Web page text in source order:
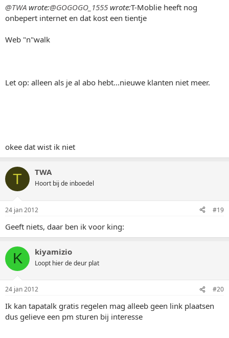
@TWA wrote:@GOGOGO_1555 wrote:T-Moblie heeft nog
onbepert internet en dat kost een tientje
Web "n"walk
Let op: alleen als je al abo hebt...nieuwe klanten niet meer.
okee dat wist ik niet
T TWA
Hoort bij de inboedel
24 jan 2012 #19
Geeft niets, daar ben ik voor king:
K kiyamizio
Loopt hier de deur plat
24 jan 2012 #20
Ik kan tapatalk gratis regelen mag alleeb geen link plaatsen
dus gelieve een pm sturen bij interesse